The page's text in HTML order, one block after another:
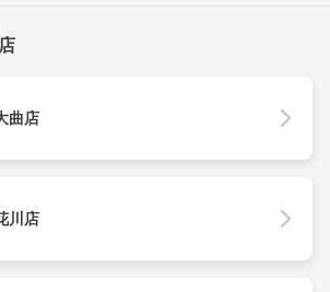
曲店
川店